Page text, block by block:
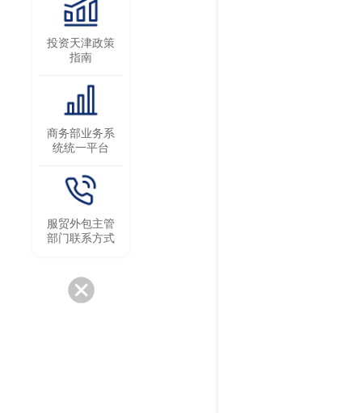
投资天津政策
指南
商务部业务系
统统一平台
服贸外包主管
部门联系方式